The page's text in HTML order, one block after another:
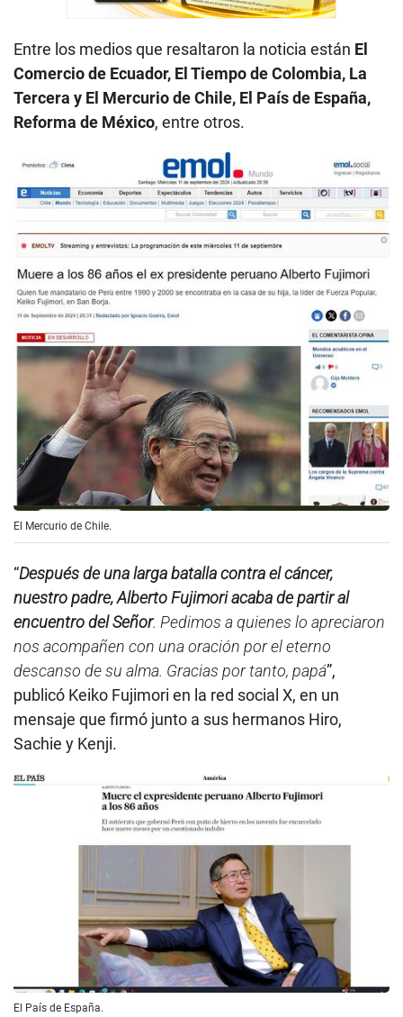
Entre los medios que resaltaron la noticia están El
Comercio de Ecuador, El Tiempo de Colombia, La
Tercera y El Mercurio de Chile, El País de España,
Reforma de México, entre otros.
El Mercurio de Chile.
“Después de una larga batalla contra el cáncer,
nuestro padre, Alberto Fujimori acaba de partir al
encuentro del Señor. Pedimos a quienes lo apreciaron
nos acompañen con una oración por el eterno
descanso de su alma. Gracias por tanto, papá”,
publicó Keiko Fujimori en la red social X, en un
mensaje que firmó junto a sus hermanos Hiro,
Sachie y Kenji.
El País de España.